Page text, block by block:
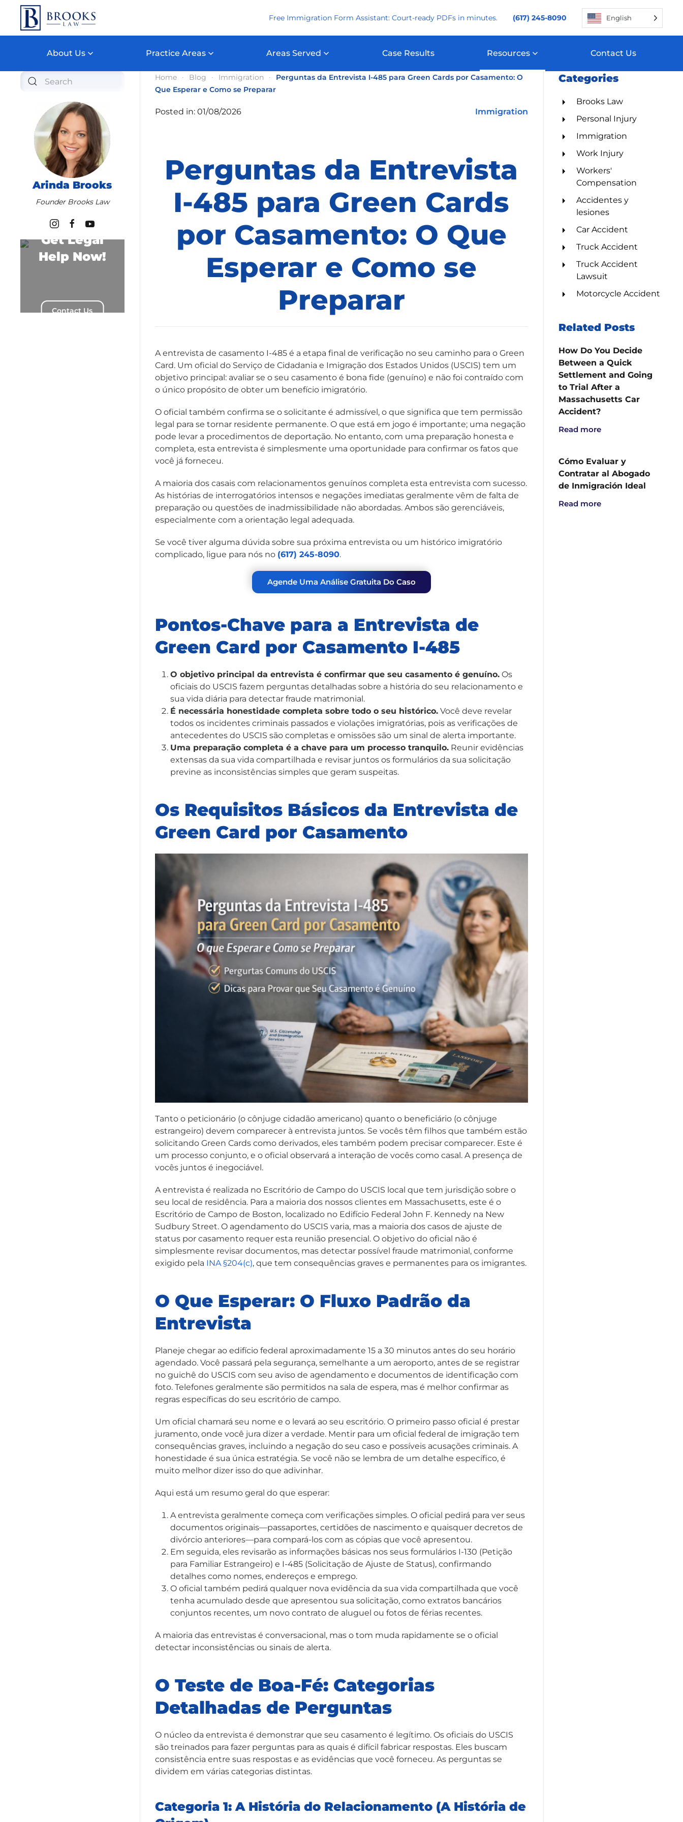
Skip to main content
Free Immigration Form Assistant: Court-ready PDFs in minutes. (617) 245-8090 English
About Us Practice Areas Areas Served Case Results Resources Contact Us
Arinda Brooks
Founder Brooks Law
Get Legal
Help Now!
Contact Us
Home Blog Immigration
Perguntas da Entrevista I-485 para Green Cards por Casamento: O
Que Esperar e Como se Preparar
Posted in: 01/08/2026 Immigration
Perguntas da Entrevista
I-485 para Green Cards
por Casamento: O Que
Esperar e Como se
Preparar
A entrevista de casamento I-485 é a etapa final de verificação no seu caminho para o Green
Card. Um oficial do Serviço de Cidadania e Imigração dos Estados Unidos (USCIS) tem um
objetivo principal: avaliar se o seu casamento é bona fide (genuíno) e não foi contraído com
o único propósito de obter um benefício imigratório.
O oficial também confirma se o solicitante é admissível, o que significa que tem permissão
legal para se tornar residente permanente. O que está em jogo é importante; uma negação
pode levar a procedimentos de deportação. No entanto, com uma preparação honesta e
completa, esta entrevista é simplesmente uma oportunidade para confirmar os fatos que
você já forneceu.
A maioria dos casais com relacionamentos genuínos completa esta entrevista com sucesso.
As histórias de interrogatórios intensos e negações imediatas geralmente vêm de falta de
preparação ou questões de inadmissibilidade não abordadas. Ambos são gerenciáveis,
especialmente com a orientação legal adequada.
Se você tiver alguma dúvida sobre sua próxima entrevista ou um histórico imigratório
complicado, ligue para nós no (617) 245-8090.
Agende Uma Análise Gratuita Do Caso
Pontos-Chave para a Entrevista de
Green Card por Casamento I-485
O objetivo principal da entrevista é confirmar que seu casamento é genuíno.Os
oficiais do USCIS fazem perguntas detalhadas sobre a história do seu relacionamento e
sua vida diária para detectar fraude matrimonial.
É necessária honestidade completa sobre todo o seu histórico.Você deve revelar
todos os incidentes criminais passados e violações imigratórias, pois as verificações de
antecedentes do USCIS são completas e omissões são um sinal de alerta importante.
Uma preparação completa é a chave para um processo tranquilo.Reunir evidências
extensas da sua vida compartilhada e revisar juntos os formulários da sua solicitação
previne as inconsistências simples que geram suspeitas.
Os Requisitos Básicos da Entrevista de
Green Card por Casamento
Tanto o peticionário (o cônjuge cidadão americano) quanto o beneficiário (o cônjuge
estrangeiro) devem comparecer à entrevista juntos. Se vocês têm filhos que também estão
solicitando Green Cards como derivados, eles também podem precisar comparecer. Este é
um processo conjunto, e o oficial observará a interação de vocês como casal. A presença de
vocês juntos é inegociável.
A entrevista é realizada no Escritório de Campo do USCIS local que tem jurisdição sobre o
seu local de residência. Para a maioria dos nossos clientes em Massachusetts, este é o
Escritório de Campo de Boston, localizado no Edifício Federal John F. Kennedy na New
Sudbury Street. O agendamento do USCIS varia, mas a maioria dos casos de ajuste de
status por casamento requer esta reunião presencial. O objetivo do oficial não é
simplesmente revisar documentos, mas detectar possível fraude matrimonial, conforme
exigido pela INA §204(c), que tem consequências graves e permanentes para os imigrantes.
O Que Esperar: O Fluxo Padrão da
Entrevista
Planeje chegar ao edifício federal aproximadamente 15 a 30 minutos antes do seu horário
agendado. Você passará pela segurança, semelhante a um aeroporto, antes de se registrar
no guichê do USCIS com seu aviso de agendamento e documentos de identificação com
foto. Telefones geralmente são permitidos na sala de espera, mas é melhor confirmar as
regras específicas do seu escritório de campo.
Um oficial chamará seu nome e o levará ao seu escritório. O primeiro passo oficial é prestar
juramento, onde você jura dizer a verdade. Mentir para um oficial federal de imigração tem
consequências graves, incluindo a negação do seu caso e possíveis acusações criminais. A
honestidade é sua única estratégia. Se você não se lembra de um detalhe específico, é
muito melhor dizer isso do que adivinhar.
Aqui está um resumo geral do que esperar:
A entrevista geralmente começa com verificações simples. O oficial pedirá para ver seus
documentos originais—passaportes, certidões de nascimento e quaisquer decretos de
divórcio anteriores—para compará-los com as cópias que você apresentou.
Em seguida, eles revisarão as informações básicas nos seus formulários I-130 (Petição
para Familiar Estrangeiro) e I-485 (Solicitação de Ajuste de Status), confirmando
detalhes como nomes, endereços e emprego.
O oficial também pedirá qualquer nova evidência da sua vida compartilhada que você
tenha acumulado desde que apresentou sua solicitação, como extratos bancários
conjuntos recentes, um novo contrato de aluguel ou fotos de férias recentes.
A maioria das entrevistas é conversacional, mas o tom muda rapidamente se o oficial
detectar inconsistências ou sinais de alerta.
O Teste de Boa-Fé: Categorias
Detalhadas de Perguntas
O núcleo da entrevista é demonstrar que seu casamento é legítimo. Os oficiais do USCIS
são treinados para fazer perguntas para as quais é difícil fabricar respostas. Eles buscam
consistência entre suas respostas e as evidências que você forneceu. As perguntas se
dividem em várias categorias distintas.
Categoria 1: A História do Relacionamento (A História de
Categories
Brooks Law
Personal Injury
Immigration
Work Injury
Workers'
Compensation
Accidentes y
lesiones
Car Accident
Truck Accident
Truck Accident
Lawsuit
Motorcycle Accident
Related Posts
How Do You Decide
Between a Quick
Settlement and Going
to Trial After a
Massachusetts Car
Accident?
Read more
Cómo Evaluar y
Contratar al Abogado
de Inmigración Ideal
Read more